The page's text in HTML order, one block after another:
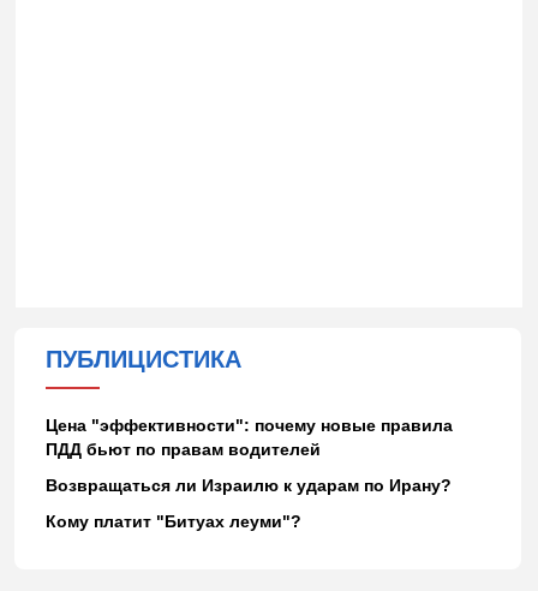
ПУБЛИЦИСТИКА
Цена "эффективности": почему новые правила
ПДД бьют по правам водителей
Возвращаться ли Израилю к ударам по Ирану?
Кому платит "Битуах леуми"?